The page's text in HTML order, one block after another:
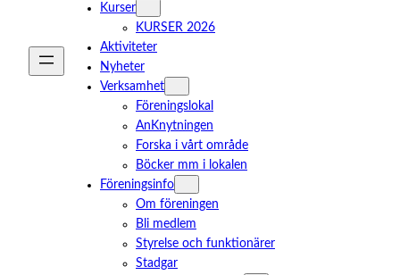
Kurser
KURSER 2026
Aktiviteter
Nyheter
Verksamhet
Föreningslokal
AnKnytningen
Forska i vårt område
Böcker mm i lokalen
Föreningsinfo
Om föreningen
Bli medlem
Styrelse och funktionärer
Stadgar